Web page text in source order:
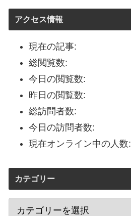
アクセス情報
現在の記事:
総閲覧数:
今日の閲覧数:
昨日の閲覧数:
総訪問者数:
今日の訪問者数:
現在オンライン中の人数:
カテゴリー